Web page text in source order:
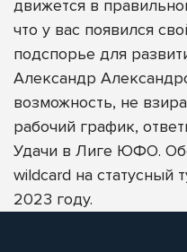
движется в
что у вас появился
подспорье для
Александр
возможность, не
рабочий график,
Удачи в Лиге ЮФО.
wildcard на
2023 году.